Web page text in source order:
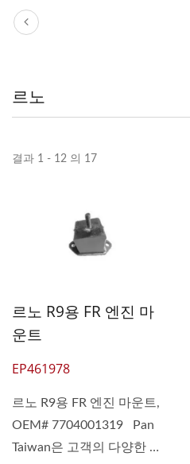
르노
결과 1 - 12 의 17
르노 R9용 FR 엔진 마
운트
EP461978
르노 R9용 FR 엔진 마운트,
OEM# 7704001319 Pan
Taiwan은 고객의 다양한 요